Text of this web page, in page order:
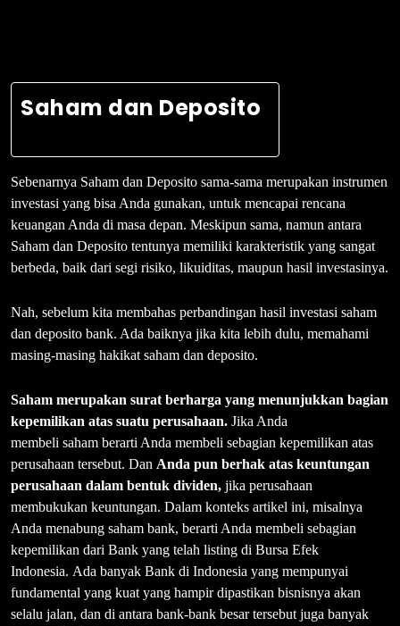
Saham dan Deposito
Sebenarnya Saham dan Deposito sama-sama merupakan instrumen
investasi yang bisa Anda gunakan, untuk mencapai rencana
keuangan Anda di masa depan. Meskipun sama, namun antara
Saham dan Deposito tentunya memiliki karakteristik yang sangat
berbeda, baik dari segi risiko, likuiditas, maupun hasil investasinya.
Nah, sebelum kita membahas perbandingan hasil investasi saham
dan deposito bank. Ada baiknya jika kita lebih dulu, memahami
masing-masing hakikat saham dan deposito.
Saham merupakan surat berharga yang menunjukkan bagian
kepemilikan atas suatu perusahaan. Jika Anda
membeli saham berarti Anda membeli sebagian kepemilikan atas
perusahaan tersebut. Dan Anda pun berhak atas keuntungan
perusahaan dalam bentuk dividen, jika perusahaan
membukukan keuntungan. Dalam konteks artikel ini, misalnya
Anda menabung saham bank, berarti Anda membeli sebagian
kepemilikan dari Bank yang telah listing di Bursa Efek
Indonesia. Ada banyak Bank di Indonesia yang mempunyai
fundamental yang kuat yang hampir dipastikan bisnisnya akan
selalu jalan, dan di antara bank-bank besar tersebut juga banyak